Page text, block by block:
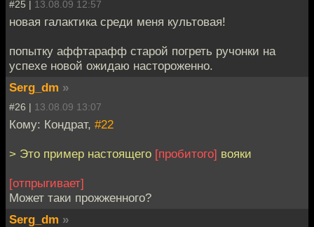
#25 | 13.08.09 12:57
новая галактика среди меня культовая!
попытку аффтарафф старой погреть ручонки на
успехе новой ожидаю настороженно.
Serg_dm »
#26 | 13.08.09 13:07
Кому: Кондрат, #22
> Это пример настоящего [пробитого] вояки
[отпрыгивает]
Может таки прожженного?
Serg_dm »